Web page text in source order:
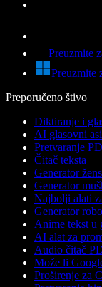
Preuzmite
Preuzmite
Preporučeno štivo
Diktiranje i
AI glasovni
Pretvaranje
Čitač teksta
Generator
Generator
Najbolji alati
Generator
Anime tekst u
AI alat za
Audio čitač
Može li
Proširenje za